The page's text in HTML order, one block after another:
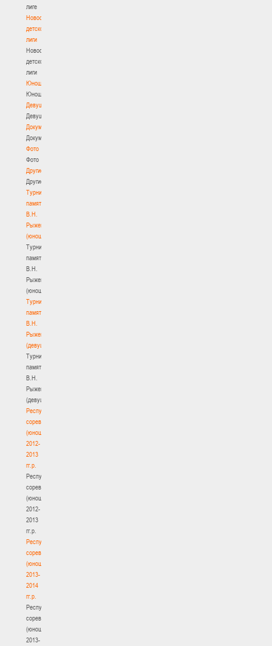
лиге
Новости
детской
лиги
Новости
детской
лиги
Юноши
Юноши
Девушки
Девушки
Документы
Документы
Фото
Фото
Другие
Другие
Турнир
памяти
В.Н.
Рыженкова
(юноши)
Турнир
памяти
В.Н.
Рыженкова
(юноши)
Турнир
памяти
В.Н.
Рыженкова
(девушки)
Турнир
памяти
В.Н.
Рыженкова
(девушки)
Республиканские
соревнования
(юноши)
2012-
2013
гг.р.
Республиканские
соревнования
(юноши)
2012-
2013
гг.р.
Республиканские
соревнования
(юноши)
2013-
2014
гг.р.
Республиканские
соревнования
(юноши)
2013-